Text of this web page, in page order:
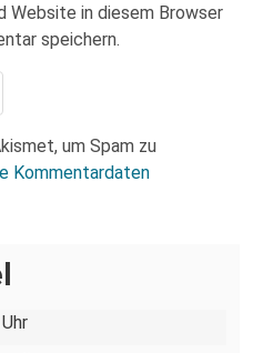
Website in diesem Browser
speichern.
um Spam zu
Kommentardaten
Coswig bei